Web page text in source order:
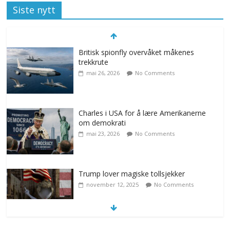
Siste nytt
Britisk spionfly overvåket måkenes
trekkrute
mai 26, 2026 No Comments
Charles i USA for å lære Amerikanerne
om demokrati
mai 23, 2026 No Comments
Trump lover magiske tollsjekker
november 12, 2025 No Comments